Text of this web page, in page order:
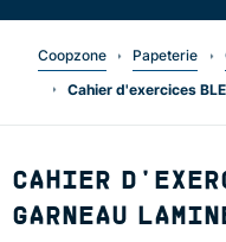
Coopzone Papeterie
Cahier d'exercices
CAHIER
GARNEAU